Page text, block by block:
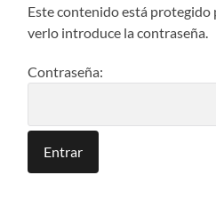
Este contenido está protegido
verlo introduce la contraseña.
Contraseña: